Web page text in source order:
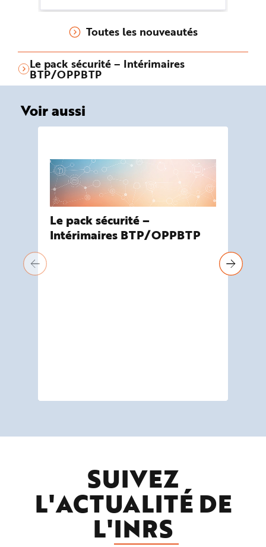
formations, suivi médical…).
Toutes les nouveautés
Le pack sécurité – Intérimaires
BTP/OPPBTP
Voir aussi
Le pack sécurité –
Intérimaires BTP/OPPBTP
SUIVEZ
L'ACTUALITÉ DE
L'INRS